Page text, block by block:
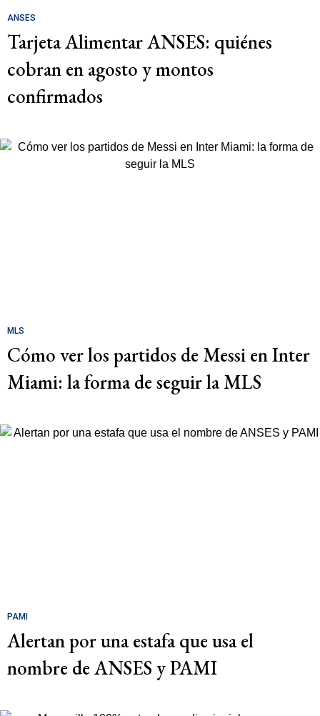
ANSES
Tarjeta Alimentar ANSES: quiénes
cobran en agosto y montos
confirmados
MLS
Cómo ver los partidos de Messi en Inter
Miami: la forma de seguir la MLS
PAMI
Alertan por una estafa que usa el
nombre de ANSES y PAMI